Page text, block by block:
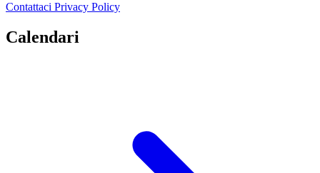
Contattaci Privacy Policy
Calendari